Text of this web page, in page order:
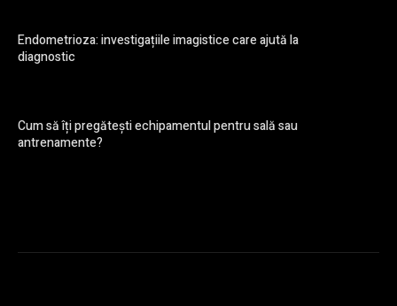
Endometrioza: investigațiile imagistice care ajută la
diagnostic
Cum să îți pregătești echipamentul pentru sală sau
antrenamente?